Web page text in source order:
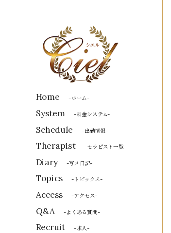
Home -ホーム-
System -料金システム-
Schedule -出勤情報-
Therapist -セラピスト一覧-
Diary -写メ日記-
Topics -トピックス-
Access -アクセス-
Q&A -よくある質問-
Recruit -求人-